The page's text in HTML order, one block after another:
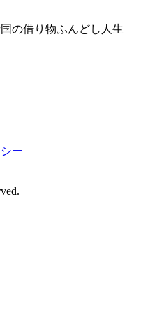
の借り物ふんどし人生
ー